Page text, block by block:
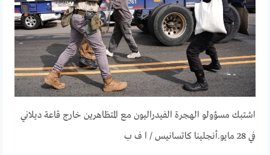
اشتبك مسؤولو الهجرة الفيدراليون مع المتظاهرين خارج قاعة ديلاني
في 28 مايو.
أنجلينا كاتسانيس / ا ف ب